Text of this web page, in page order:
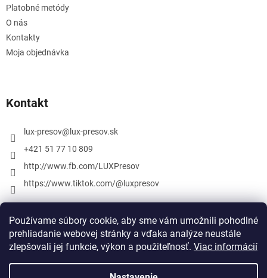
Používame súbory cookie, aby sme vám umožnili pohodlné
prehliadanie webovej stránky a vďaka analýze neustále
zlepšovali jej funkcie, výkon a použiteľnosť. Viac informácií
Platobné metódy
O nás
Kontakty
Moja objednávka
Kontakt
lux-presov@ lux-presov.sk
+421 51 77 10 809
http://www.fb.com/LUXPresov
https://www.tiktok.com/@luxpresov